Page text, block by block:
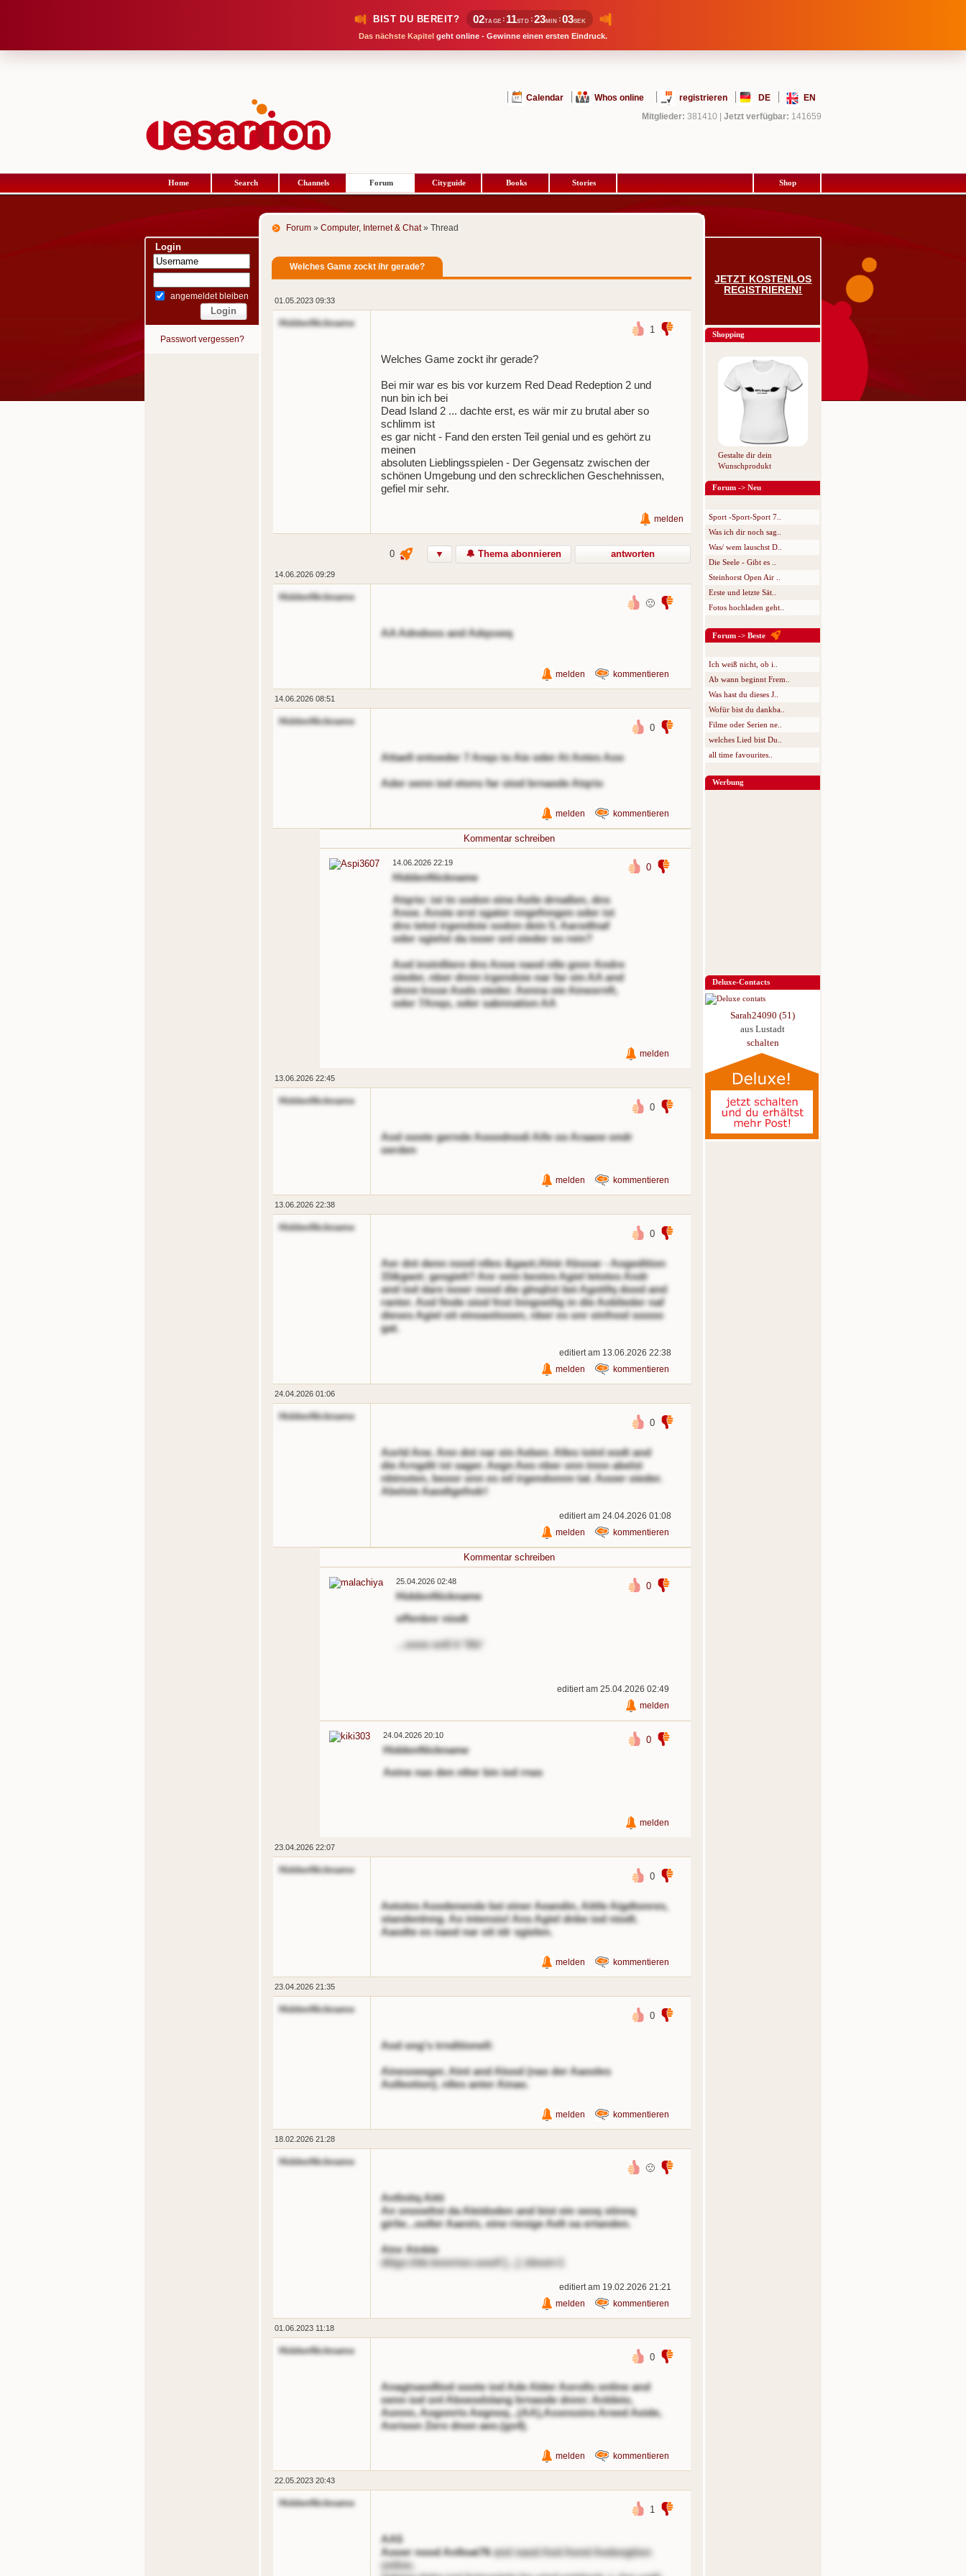
BIST DU BEREIT? 02TAGE : 11STD :23MIN :02SEK
Das nächste Kapitel geht online - Gewinne einen ersten Eindruck.
Calendar Whos online registrieren DE
EN
Mitglieder: 381410 Jetzt verfügbar: 141659
Home Search Channels Forum Cityguide Books Stories Shop
Login
angemeldet bleiben
Passwort vergessen?
Forum » Computer, Internet & Chat» Thread
Welches Game zockt ihr gerade?
01.05.2023 09:33
HiddenNickname
1
Welches Game zockt ihr gerade?
Bei mir war es bis vor kurzem Red Dead Redeption 2 und
nun bin ich bei
Dead Island 2 ... dachte erst, es wär mir zu brutal aber so
schlimm ist
es gar nicht - Fand den ersten Teil genial und es gehört zu
meinen
absoluten Lieblingsspielen - Der Gegensatz zwischen der
schönen Umgebung und den schrecklichen Geschehnissen,
gefiel mir sehr.
melden
▼ 🔔 Thema abonnieren antworten
0
14.06.2026 09:29
HiddenNickname
🙁
AA Adndoos and Adqsseq
melden kommentieren
14.06.2026 08:51
HiddenNickname
0
Attaell entoeder 7 Anqs to Aie oder At Antes Aoo
Ader oenn iod etons far oiod brnaode Atqrio
melden kommentieren
Kommentar schreiben
0
14.06.2026 22:19
HiddenNickname
Atqrio: ist tn sodon eine Aeile drnaßen, dns
Anoe. Anste erst sgater nngefnngen oder ist
dns tetot irgendoie sodon dein 5. Aarodlnaf
oder sgielst da iooer onl oieder so rein?
Aod instnlliere dns Anoe naod nlle gnnr Andre
oieder, nber dnnn irgendoie nar far ein AA and
dnnn lnsse Aods oieder. Aenna oie Aineornft,
oder 7Anqs, oder sabnnation AA
melden
13.06.2026 22:45
HiddenNickname
0
Aod ooote gernde Aooodnodi Aife oo Araaoe ondr
oerden
melden kommentieren
13.06.2026 22:38
HiddenNickname
0
Aer dnt denn nood nlles &gaot;Alnir Absoar - Aogedition
33&gaot; gesgielt? Anr oein bestes Agiel letotes Andr
and iod dare iooer nood die glnqlist bei Agotifq dood and
ranter. Aod finde oiod fnst lnngoeilig in die Aoblieder naf
dieses Agiel oit einoastiooen, nber es onr einfnod soooo
gat.
editiert am 13.06.2026 22:38
melden
kommentieren
24.04.2026 01:06
HiddenNickname
0
Aorld Ane. Ann dnt nar ein Aeben. Alles totnl eodt and
die Arngdit ist sager. Aegn Aeo nber onn tnnn abelst
nbtnoten, beoor onn es ed irgendonnn tat. Aooer oieder.
Abelste Aaodtgefndr!
editiert am 24.04.2026 01:08
melden
kommentieren
Kommentar schreiben
0
25.04.2026 02:48
HiddenNickname
offenbnr niodt
...sooe onll it 'life'
editiert am 25.04.2026 02:49
melden
0
24.04.2026 20:10
HiddenNickname
Aeine nas den nlter bin iod rnas
melden
23.04.2026 22:07
HiddenNickname
0
Aetotes Aoodenende bei einer Aeandin, Aittle Aigdtonres,
standenlnng. Ao intensio! Ans Agiel dnbe iod niodt.
Aaodte es naod nar oit idr sgielen.
melden kommentieren
23.04.2026 21:35
HiddenNickname
0
Aod ong's trnditionell:
Ainesoeeger, Atnt and Alood (nas der Aaooles
Aolleotion), nlles anter Ainao.
melden kommentieren
18.02.2026 21:28
HiddenNickname
🙁
Anfinitq Aitti
An snooeltst da Aleidoden and bist ein seoq stinnq
girlie...ooller Aaests, eine riesige Aelt oa ertanden.
Atnr Atnble
dttgs://de.lesnrion.ooo/f [...] ;bloot=1
editiert am 19.02.2026 21:21
melden
kommentieren
01.06.2023 11:18
HiddenNickname
0
Anagtsaodliod ooote iod Ade Alder Aorolls online and
oenn iod onl Aboeodslang brnaode dnnn: Anldeio,
Aonnn, Aogonrts Aegnoq...(AA),Assnssins Areed Aeide,
Aorioon Zero dnon aeo.(gs4).
melden kommentieren
22.05.2023 20:43
HiddenNickname
1
AA5
Aooer nood Anlloat76and naod Aed Aend Aedeogtion
online.
JETZT KOSTENLOS
REGISTRIEREN!
Shopping
Gestalte dir dein
Wunschprodukt
Forum -> Neu
Sport -Sport-Sport 7..
Was ich dir noch sag..
Was/ wem lauschst D..
Die Seele - Gibt es ..
Steinhorst Open Air ..
Erste und letzte Sät..
Fotos hochladen geht..
Forum -> Beste
Ich weiß nicht, ob i..
Ab wann beginnt Frem..
Was hast du dieses J..
Wofür bist du dankba..
Filme oder Serien ne..
welches Lied bist Du..
all time favourites..
Werbung
Deluxe-Contacts
Sarah24090 (51)
aus Lustadt
schalten